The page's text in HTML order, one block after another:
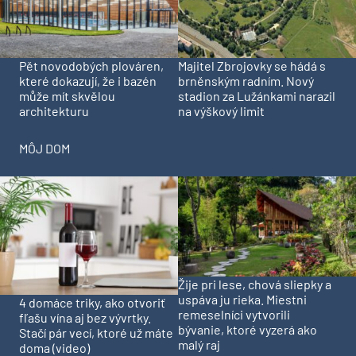
Pět novodobých plováren,
které dokazují, že i bazén
může mít skvělou
architekturu
Majitel Zbrojovky se hádá s
brněnským radním. Nový
stadion za Lužánkami narazil
na výškový limit
MÔJ DOM
4 domáce triky, ako otvoriť
fľašu vína aj bez vývrtky.
Stačí pár vecí, ktoré už máte
doma (video)
Žije pri lese, chová sliepky a
uspáva ju rieka. Miestni
remeselníci vytvorili
bývanie, ktoré vyzerá ako
malý raj